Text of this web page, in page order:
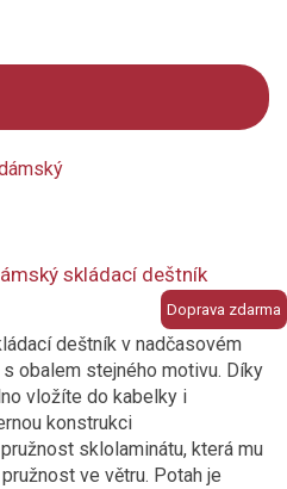
Doprava zdarma
skládací deštník
deštník v nadčasovém
obalem stejného motivu. Díky
vložíte do kabelky i
konstrukci
sklolaminátu, která mu
ve větru. Potah je